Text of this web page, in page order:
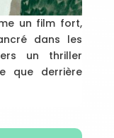
un film fort,
dans les
un thriller
que derrière